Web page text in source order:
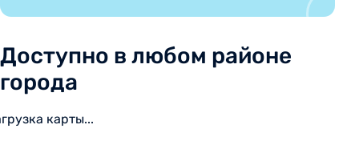
Доступно в любом районе
города
карты...